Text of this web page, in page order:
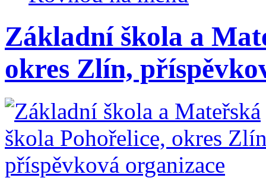
Základní škola a
okres Zlín,